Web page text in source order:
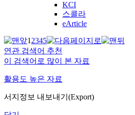
KCI
스콜라
eArticle
12345
연관 검색어 추천
이 검색어로 많이 본 자료
활용도 높은 자료
서지정보 내보내기(Export)